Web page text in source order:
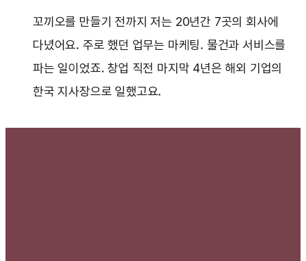
꼬끼오를 만들기 전까지 저는 20년간 7곳의 회사에
다녔어요. 주로 했던 업무는 마케팅. 물건과 서비스를
파는 일이었죠. 창업 직전 마지막 4년은 해외 기업의
한국 지사장으로 일했고요.